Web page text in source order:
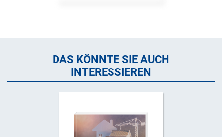
DAS KÖNNTE SIE AUCH
INTERESSIEREN